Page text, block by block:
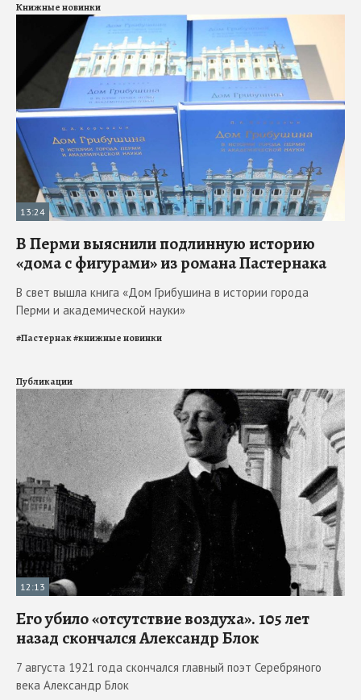
Книжные новинки
13:24
В Перми выяснили подлинную историю
«дома с фигурами» из романа Пастернака
В свет вышла книга «Дом Грибушина в истории города
Перми и академической науки»
#Пастернак#книжные новинки
Публикации
12:13
Его убило «отсутствие воздуха». 105 лет
назад скончался Александр Блок
7 августа 1921 года скончался главный поэт Серебряного
века Александр Блок